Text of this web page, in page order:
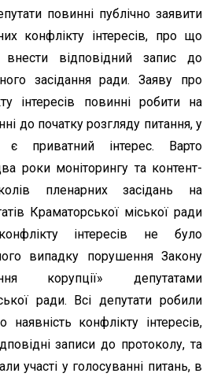
повинні публічно заявити
конфлікту інтересів, про що
внести відповідний запис до
засідання ради. Заяву про
інтересів повинні робити на
до початку розгляду питання, у
є приватний інтерес. Варто
роки моніторингу та контент-
пленарних засідань на
Краматорської міської ради
інтересів не було
випадку порушення Закону
корупції» депутатами
ради. Всі депутати робили
наявність конфлікту інтересів,
записи до протоколу, та
участі у голосуванні питань, в